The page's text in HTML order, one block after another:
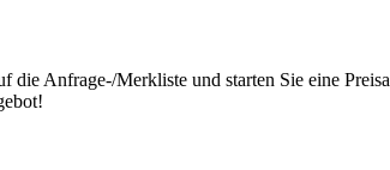
die Anfrage-/Merkliste und starten Sie eine